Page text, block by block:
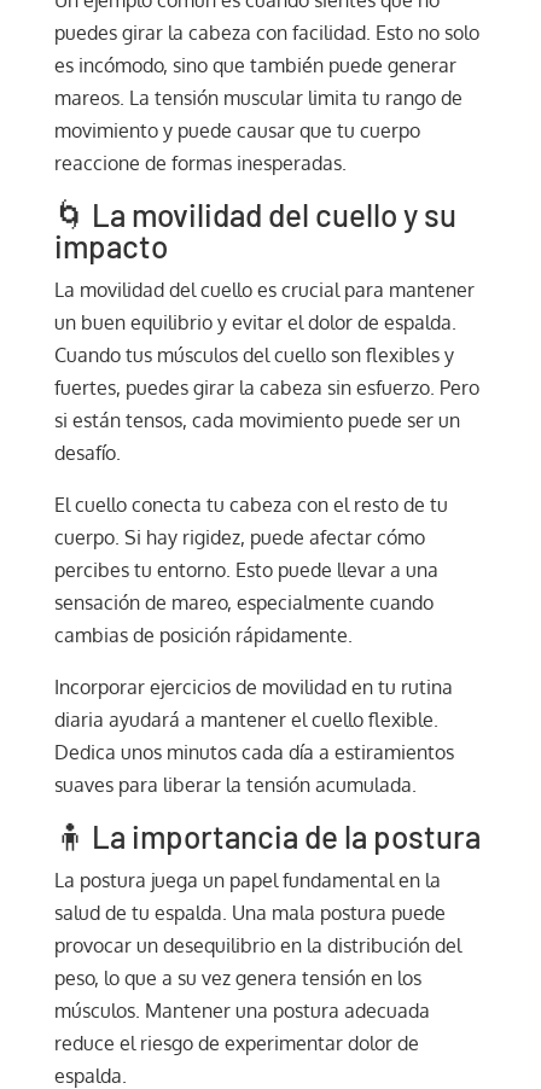
puedes girar la cabeza con facilidad. Esto no solo
es incómodo, sino que también puede generar
mareos. La tensión muscular limita tu rango de
movimiento y puede causar que tu cuerpo
reaccione de formas inesperadas.
🌀 La movilidad del cuello y su
impacto
La movilidad del cuello es crucial para mantener
un buen equilibrio y evitar el dolor de espalda.
Cuando tus músculos del cuello son flexibles y
fuertes, puedes girar la cabeza sin esfuerzo. Pero
si están tensos, cada movimiento puede ser un
desafío.
El cuello conecta tu cabeza con el resto de tu
cuerpo. Si hay rigidez, puede afectar cómo
percibes tu entorno. Esto puede llevar a una
sensación de mareo, especialmente cuando
cambias de posición rápidamente.
Incorporar ejercicios de movilidad en tu rutina
diaria ayudará a mantener el cuello flexible.
Dedica unos minutos cada día a estiramientos
suaves para liberar la tensión acumulada.
🧍 La importancia de la postura
La postura juega un papel fundamental en la
salud de tu espalda. Una mala postura puede
provocar un desequilibrio en la distribución del
peso, lo que a su vez genera tensión en los
músculos. Mantener una postura adecuada
reduce el riesgo de experimentar dolor de
espalda.